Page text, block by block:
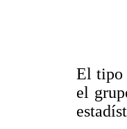
El tipo
el